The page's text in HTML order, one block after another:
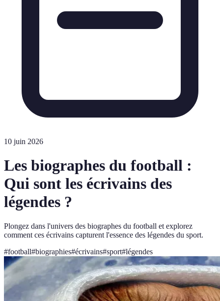
10 juin 2026
Les biographes du football :
Qui sont les écrivains des
légendes ?
Plongez dans l'univers des biographes du football et explorez
comment ces écrivains capturent l'essence des légendes du sport.
#football#biographies#écrivains#sport#légendes